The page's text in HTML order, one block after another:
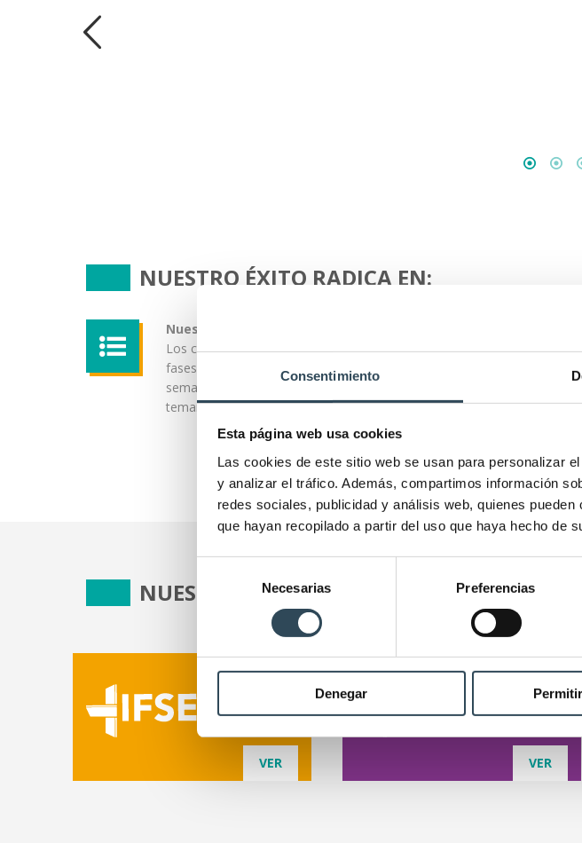
Consentimiento
Esta página web usa cookies
Las cookies de este sitio web se usan para personalizar
y analizar el tráfico. Además, compartimos información
redes sociales, publicidad y análisis web, quienes
que hayan recopilado a partir del uso que haya hecho de
consentimiento
Necesarias Preferencias
Denegar
NUESTRO ÉXITO RADICA EN:
Nuestra metodología:
Los cursos se planifican en
fases en las que cada
semana se entregan los
temarios más relevantes.
superar los distintos
únicamente en los
NUESTROS CURSOS:
VER VER